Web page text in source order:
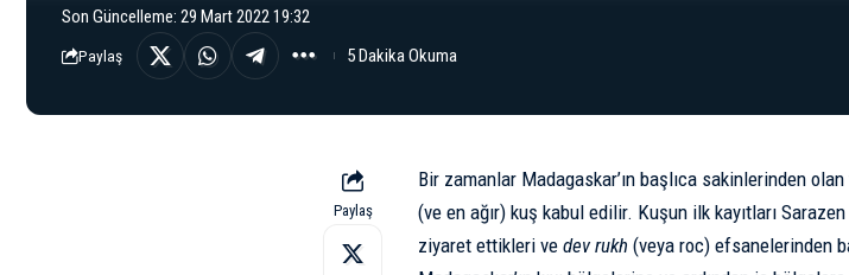
Son Güncelleme: 29 Mart 2022 19:32
Paylaş 5 Dakika Okuma
Paylaş
Bir zamanlar Madagaskar’ın başlıca sakinlerinden
(ve en ağır) kuş kabul edilir. Kuşun ilk kayıtları
ziyaret ettikleri ve dev rukh (veya roc) efsanelerinden